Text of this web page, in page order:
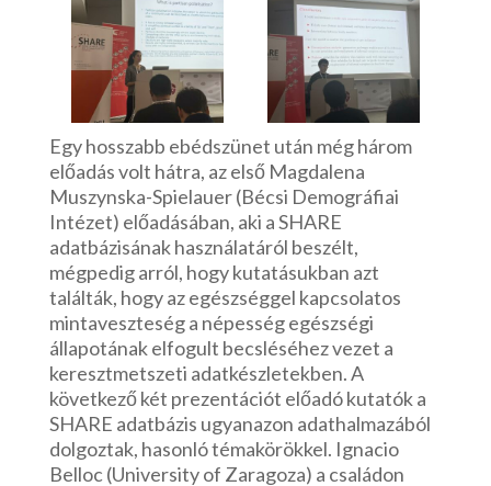
Egy hosszabb ebédszünet után még három
előadás volt hátra, az első Magdalena
Muszynska-Spielauer (Bécsi Demográfiai
Intézet) előadásában, aki a SHARE
adatbázisának használatáról beszélt,
mégpedig arról, hogy kutatásukban azt
találták, hogy az egészséggel kapcsolatos
mintaveszteség a népesség egészségi
állapotának elfogult becsléséhez vezet a
keresztmetszeti adatkészletekben. A
következő két prezentációt előadó kutatók a
SHARE adatbázis ugyanazon adathalmazából
dolgoztak, hasonló témakörökkel. Ignacio
Belloc (University of Zaragoza) a családon